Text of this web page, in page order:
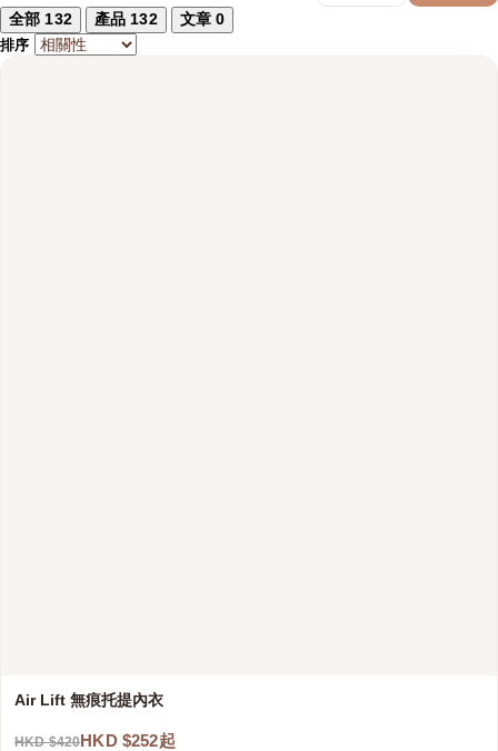
全部 132 產品 132 文章0
排序
Air Lift 無痕托提內衣
HKD $420HKD $252起